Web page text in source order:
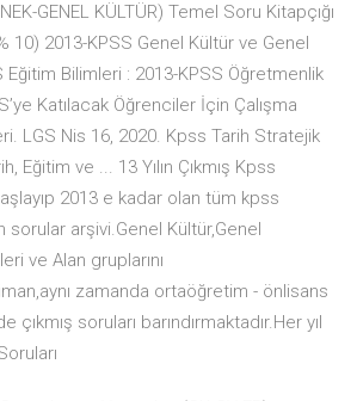
GENEL KÜLTÜR) Temel Soru Kitapçığı
10) 2013-KPSS Genel Kültür ve Genel
Eğitim Bilimleri : 2013-KPSS Öğretmenlik
Katılacak Öğrenciler İçin Çalışma
LGS Nis 16, 2020. Kpss Tarih Stratejik
Eğitim ve ... 13 Yılın Çıkmış Kpss
2013 e kadar olan tüm kpss
sorular arşivi.Genel Kültür,Genel
ve Alan gruplarını
zamanda ortaöğretim - önlisans
çıkmış soruları barındırmaktadır.Her yıl